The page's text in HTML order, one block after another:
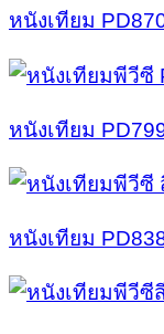
หนังเทียม
หนังเทียม
หนังเทียม